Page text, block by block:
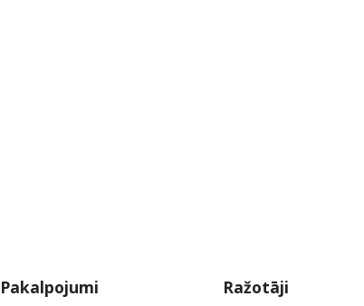
Pakalpojumi Ražotāji